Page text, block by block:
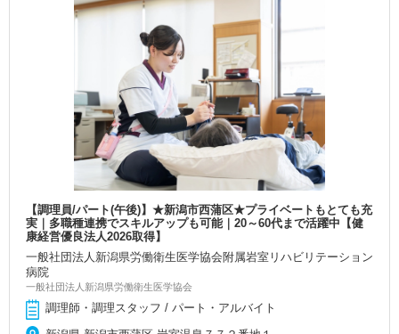
【調理員/パート(午後)】★新潟市西蒲区★プライベートもとても充
実｜多職種連携でスキルアップも可能｜20～60代まで活躍中【健
康経営優良法人2026取得】
一般社団法人新潟県労働衛生医学協会附属岩室リハビリテーション
病院
一般社団法人新潟県労働衛生医学協会
調理師・調理スタッフ / パート・アルバイト